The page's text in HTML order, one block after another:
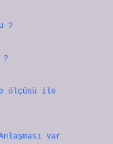
?
?
ölçüsü ile
var